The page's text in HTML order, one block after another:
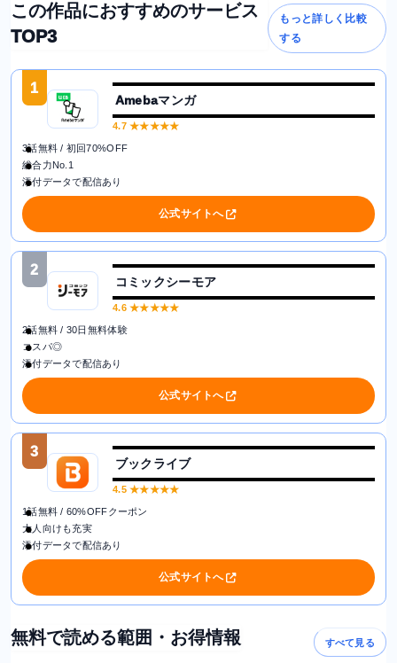
この作品におすすめのサービス
TOP3
もっと詳しく比較
する
1
Amebaマンガ
4.7★★★★★
3話無料 / 初回70%OFF
総合力No.1
添付データで配信あり
公式サイトへ
2
コミックシーモア
4.6★★★★★
2話無料 / 30日無料体験
コスパ◎
添付データで配信あり
公式サイトへ
3
ブックライブ
4.5★★★★★
1話無料 / 60%OFFクーポン
大人向けも充実
添付データで配信あり
公式サイトへ
無料で読める範囲・お得情報 すべて見る